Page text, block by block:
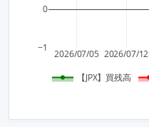
2026/07/05 2026/07/12
−1
0
【JPX】買残高